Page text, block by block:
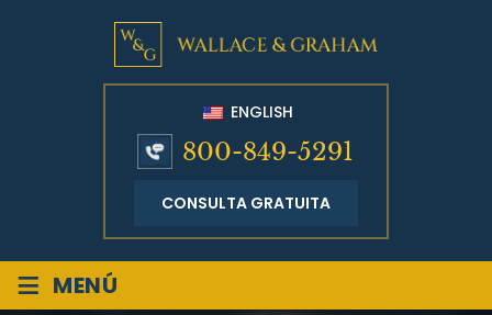
ENGLISH
800-849-5291
CONSULTA GRATUITA
≡ MENÚ